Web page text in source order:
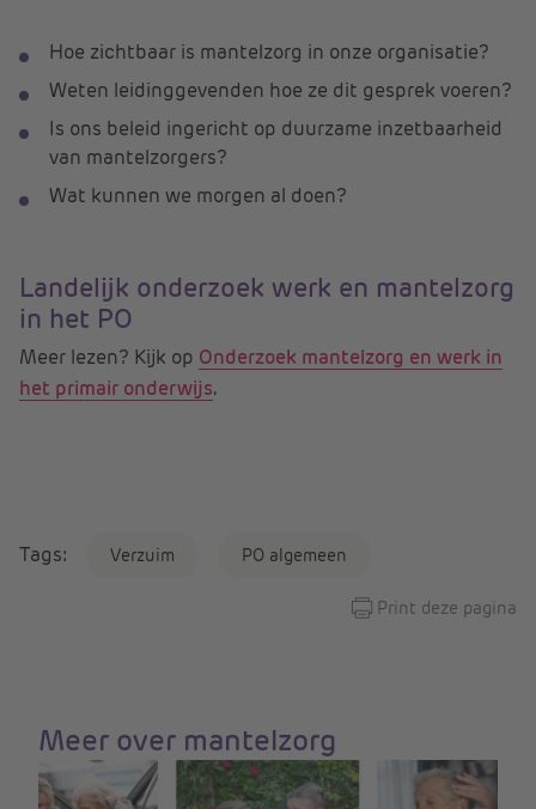
Hoe zichtbaar is mantelzorg in onze organisatie?
Weten leidinggevenden hoe ze dit gesprek voeren?
Is ons beleid ingericht op duurzame inzetbaarheid
van mantelzorgers?
Wat kunnen we morgen al doen?
Landelijk onderzoek werk en mantelzorg
in het PO
Meer lezen? Kijk op Onderzoek mantelzorg en werk in
het primair onderwijs.
Tags: Verzuim PO algemeen
Print deze pagina
Meer over mantelzorg